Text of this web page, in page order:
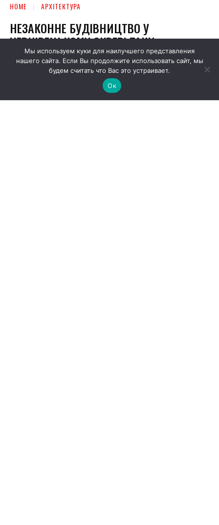
Мы используем куки для наилучшего представления
нашего сайта. Если Вы продолжите использовать сайт, мы
будем считать что Вас это устраивает.
Ок